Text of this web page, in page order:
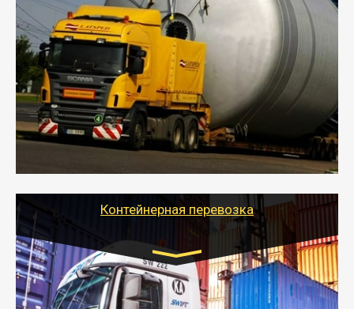
Цена за км. Рассчитывается
индивидуально
- Перевозка техники и негабаритных грузов
осуществляется после получения разрешения на
перевозку (обычно 7-14 дней).
- Тайгер Логистик в короткие сроки поможет вам
качественно и безопасно перевезти негабаритные
грузы по всей России тралом, манипулятором и
другим транспортом и подобрать оптимальный
Контейнерная перевозка
Цена за км. Рассчитывается
индивидуально